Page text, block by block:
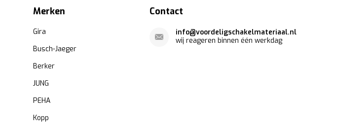
Merken
Gira
Busch-Jaeger
Berker
JUNG
PEHA
Kopp
Contact
info@voordeligschakelmateriaal.nl
wij reageren binnen één werkdag